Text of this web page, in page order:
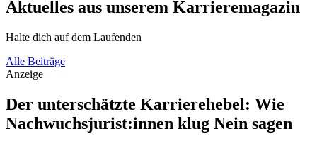
Aktuelles aus unserem Karrieremagazin
Halte dich auf dem Laufenden
Alle Beiträge
Anzeige
Der unterschätzte Karrierehebel: Wie
Nachwuchsjurist:innen klug Nein sagen